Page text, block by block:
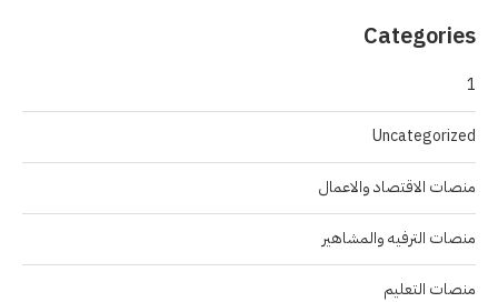
Categories
1
Uncategorized
منصات الاقتصاد والاعمال
منصات الترفيه والمشاهير
منصات التعليم